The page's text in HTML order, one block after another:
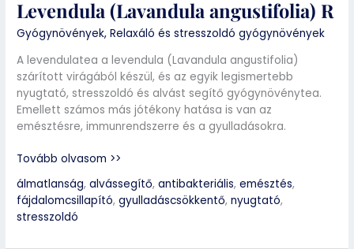
Levendula (Lavandula angustifolia) R
Gyógynövények,Relaxáló és stresszoldó gyógynövények
A levendulatea a levendula (Lavandula angustifolia)
szárított virágából készül, és az egyik legismertebb
nyugtató, stresszoldó és alvást segítő gyógynövénytea.
Emellett számos más jótékony hatása is van az
emésztésre, immunrendszerre és a gyulladásokra.
Tovább olvasom >>
álmatlanság,alvássegítő,antibakteriális,emésztés,
fájdalomcsillapító,gyulladáscsökkentő,nyugtató,
stresszoldó